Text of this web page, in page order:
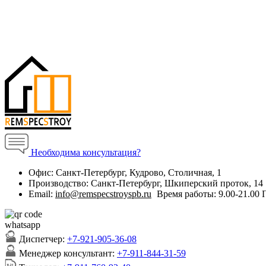
Необходима консультация?
Офис: Санкт-Петербург, Кудрово, Столичная, 1
Производство: Санкт-Петербург, Шкиперский проток, 14
Email: info@remspecstroyspb.ru Время работы: 9.00-
Диспетчер: +7-921-905-36-08
Менеджер консультант: +7-911-844-31-59